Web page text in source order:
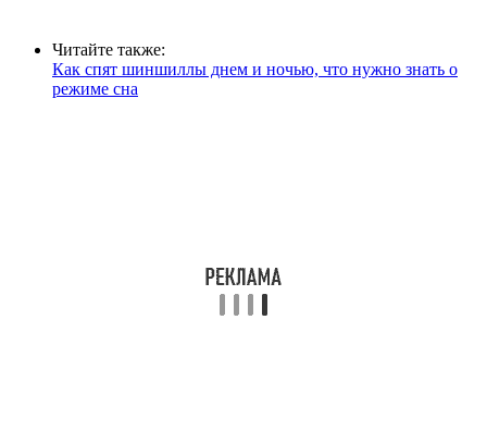
Читайте также:
Как спят шиншиллы днем и ночью, что нужно знать о
режиме сна